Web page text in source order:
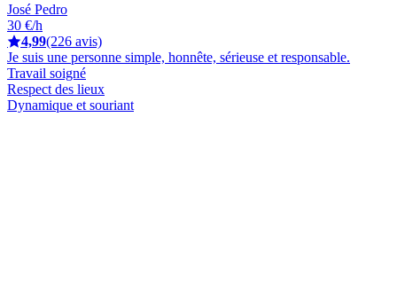
José Pedro
30 €/h
4,99(226 avis)
Je suis une personne simple, honnête, sérieuse et responsable.
Travail soigné
Respect des lieux
Dynamique et souriant